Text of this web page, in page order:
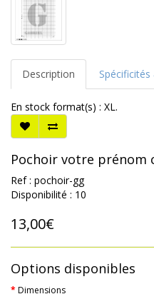
Description
En stock format(s) : XL.
Pochoir votre prénom
Ref : pochoir-gg
Disponibilité : 10
13,00€
Options disponibles
Dimensions